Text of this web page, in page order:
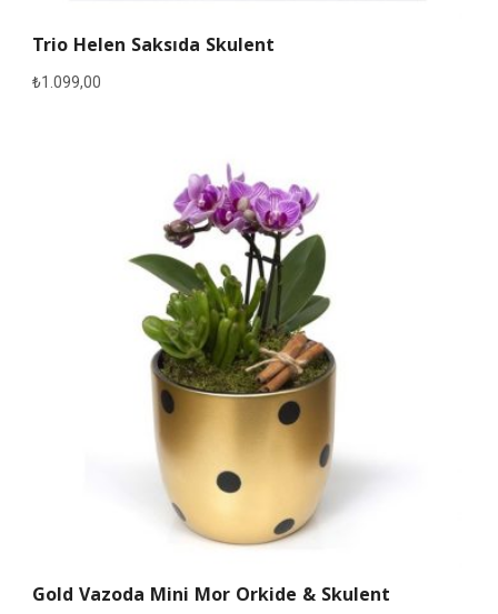
Trio Helen Saksıda Skulent
₺1.099,00
Gold Vazoda Mini Mor Orkide & Skulent